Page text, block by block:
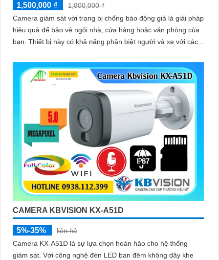
1,500,000 ₫
1,800,000 ₫
Camera giám sát với trang bị chống báo động giả là giải pháp
hiệu quả để bảo vệ ngôi nhà, cửa hàng hoặc văn phòng của
bạn. Thiết bị này có khả năng phân biệt người và xe với các...
CAMERA KBVISION KX-A51D
5%-35%
liên hệ
Camera KX-A51D là sự lựa chọn hoàn hảo cho hệ thống
giám sát. Với công nghệ đèn LED ban đêm không dây khe